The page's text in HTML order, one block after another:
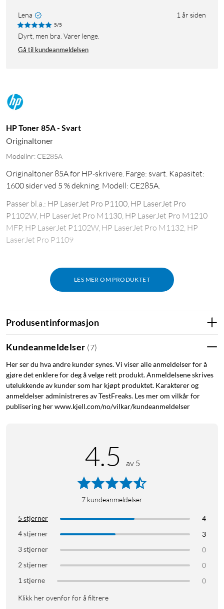
Lena 1 år siden
5/5
Dyrt, men bra. Varer lenge.
Gå til kundeanmeldelsen
HP Toner 85A - Svart
Originaltoner
Modellnr: CE285A
Originaltoner 85A for HP-skrivere. Farge: svart. Kapasitet:
1600 sider ved 5 % dekning. Modell: CE285A.
LES MER OM PRODUKTET
Passer bl.a.: HP LaserJet Pro P1100, HP LaserJet Pro
P1102W, HP LaserJet Pro M1130, HP LaserJet Pro M1210
MFP, HP LaserJet P1102W, HP LaserJet Pro M1132, HP
LaserJet Pro P1109
Produsentinformasjon
Kundeanmeldelser (7)
Her ser du hva andre kunder synes. Vi viser alle anmeldelser for å
gjøre det enklere for deg å velge rett produkt. Anmeldelsene skrives
utelukkende av kunder som har kjøpt produktet. Karakterer og
anmeldelser administreres av TestFreaks. Les mer om vilkår for
publisering her www.kjell.com/no/vilkar/kundeanmeldelser
4.5 av 5
7 kundeanmeldelser
5 stjerner
4
4 stjerner
3
3 stjerner
0
2 stjerner
0
1 stjerne
0
Klikk her ovenfor for å filtrere